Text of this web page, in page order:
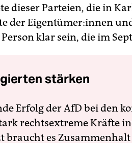
dieser Parteien, die in
der Ei­gen­tü­me­r:in­nen
klar sein, die im
stärken
Erfolg der AfD bei den
rechtsextreme Kräfte
braucht es